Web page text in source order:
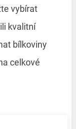
vybírat
kvalitní
bílkoviny
celkové